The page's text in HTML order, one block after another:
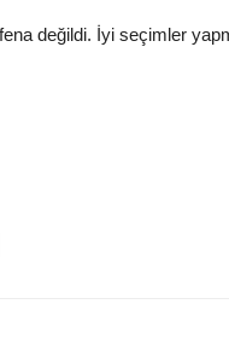
değildi. İyi seçimler